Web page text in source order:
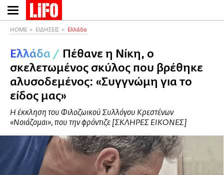
Παράκαμψη
προς
περιεχόμενο
HOME ΕΙΔΗΣΕΙΣ Ελλάδα
Ελλάδα / Πέθανε η Νίκη, ο
σκελετωμένος σκύλος που βρέθηκε
αλυσοδεμένος: «Συγγνώμη για το
είδος μας»
Η έκκληση του Φιλοζωικού Συλλόγου Κρεστένων
«Νοιάζομαι», που την φρόντιζε [ΣΚΛΗΡΕΣ ΕΙΚΟΝΕΣ]